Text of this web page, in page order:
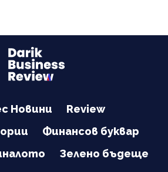
Новини
Review
Финансов буквар
Зелено бъдеще